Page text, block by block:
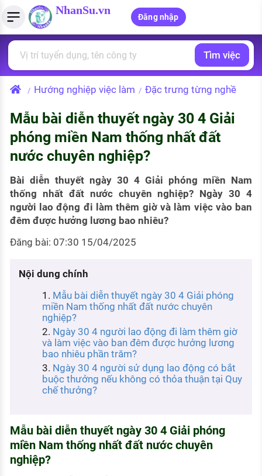
NhanSu.vn
Đăng nhập
Tìm việc làm
Việc làm ngành luật
Việc làm lương cao
Việc làm tốt nhất
CÔNG TY
Danh sách nhà tuyển dụng
Nhà tuyển dụng hàng đầu
Quản lý CV
Tải CV lên
Tạo CV trực tuyến
MẪU CV THEO STYLE
Mẫu CV đơn giản
Mẫu CV hiện đại
Tính lương Gross - Net
Tính thuế thu nhập cá nhân
Tính trợ cấp thất nghiệp
PHÁP LUẬT VIỆT NAM
Văn bản pháp luật
PHÁP LUẬT LAO ĐỘNG
Lao động và tiền lương
Thuế thu nhập
Hồ sơ biểu mẫu
Chính sách lao động
KHÁM PHÁ NGHỀ NGHIỆP
Tử vi nghề nghiệp
Kỹ năng nghề nghiệp
HƯỚNG NGHIỆP VIỆC LÀM
Đặc trưng từng nghề
Xu hướng việc làm
TUYỂN DỤNG VIỆC LÀM
Tìm việc
/ Hướng nghiệp việc làm / Đặc trưng từng nghề
Mẫu bài diễn thuyết ngày 30 4 Giải
phóng miền Nam thống nhất đất
nước chuyên nghiệp?
Bài diễn thuyết ngày 30 4 Giải phóng miền Nam
thống nhất đất nước chuyên nghiệp? Ngày 30 4
người lao động đi làm thêm giờ và làm việc vào ban
đêm được hưởng lương bao nhiêu?
Đăng bài: 07:30 15/04/2025
Nội dung chính
Mẫu bài diễn thuyết ngày 30 4 Giải phóng
miền Nam thống nhất đất nước chuyên
nghiệp?
Ngày 30 4 người lao động đi làm thêm giờ
và làm việc vào ban đêm được hưởng lương
bao nhiêu phần trăm?
Ngày 30 4 người sử dụng lao động có bắt
buộc thưởng nếu không có thỏa thuận tại Quy
chế thưởng?
Mẫu bài diễn thuyết ngày 30 4 Giải phóng
miền Nam thống nhất đất nước chuyên
nghiệp?